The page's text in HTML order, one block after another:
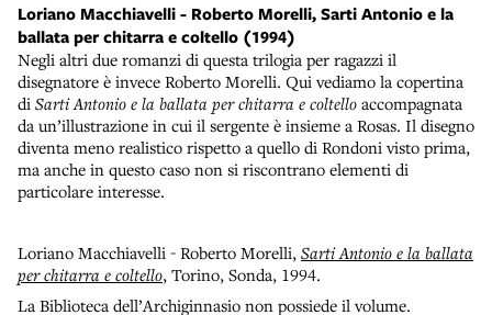
Loriano Macchiavelli - Roberto Morelli, Sarti Antonio e la
ballata per chitarra e coltello (1994)
Negli altri due romanzi di questa trilogia per ragazzi il
disegnatore è invece Roberto Morelli. Qui vediamo la copertina
di Sarti Antonio e la ballata per chitarra e coltello accompagnata
da un’illustrazione in cui il sergente è insieme a Rosas. Il disegno
diventa meno realistico rispetto a quello di Rondoni visto prima,
ma anche in questo caso non si riscontrano elementi di
particolare interesse.
Loriano Macchiavelli - Roberto Morelli, Sarti Antonio e la ballata
per chitarra e coltello, Torino, Sonda, 1994.
La Biblioteca dell’Archiginnasio non possiede il volume.